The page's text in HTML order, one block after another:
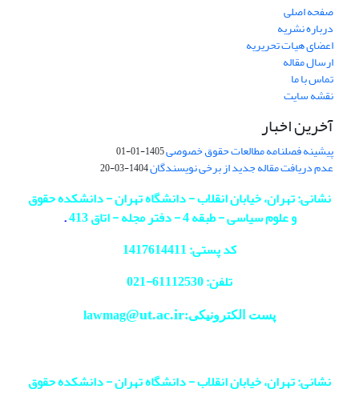
صفحه اصلی
درباره نشریه
اعضای هیات تحریریه
ارسال مقاله
تماس با ما
نقشه سایت
آخرین اخبار
پیشینه فصلنامه مطالعات حقوق خصوصی1405-01-01
عدم دریافت مقاله جدید از برخی نویسندگان1404-03-20
نشانی: تهران، خیابان انقلاب - دانشگاه تهران - دانشکده حقوق
و علوم سیاسی - طبقه 4 - دفتر مجله - اتاق 413
.
کد پستی: 1417614411
تلفن: 61112530-
021
پست الکترونیکی:lawmag@ut.ac.ir
نشانی: تهران، خیابان انقلاب - دانشگاه تهران - دانشکده حقوق